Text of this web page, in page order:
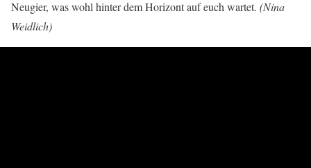
Neugier, was wohl hinter dem Horizont auf euch wartet. (Nina
Weidlich)